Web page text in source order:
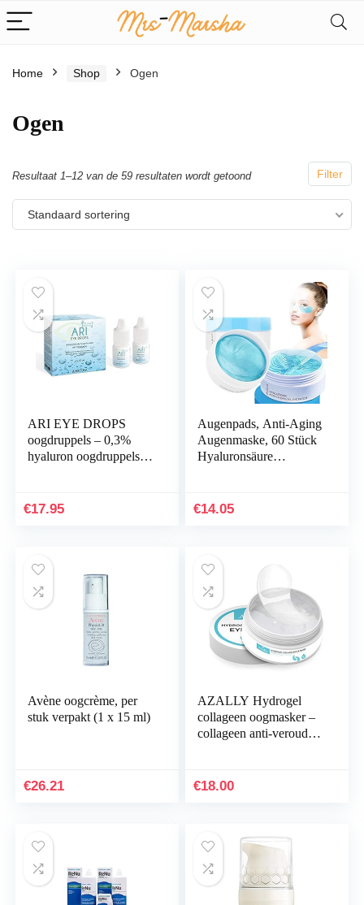
Home Shop Ogen
Ogen
Filter
Resultaat 1–12 van de 59 resultaten wordt getoond
Standaard sortering
ARI EYE DROPS
oogdruppels – 0,3%
hyaluron oogdruppels
kalmerend (2 x 10 ml)
€17.95
Augenpads, Anti-Aging
Augenmaske, 60 Stück
Hyaluronsäure
Patches Entfernen
€14.05
Avène oogcrème, per
stuk verpakt (1 x 15 ml)
€26.21
AZALLY Hydrogel
collageen oogmasker –
collageen anti-veroudert
van…
€18.00